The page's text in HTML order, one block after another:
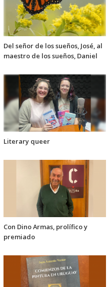
Del señor de los sueños, José, al
maestro de los sueños, Daniel
Literary queer
Con Dino Armas, prolífico y
premiado